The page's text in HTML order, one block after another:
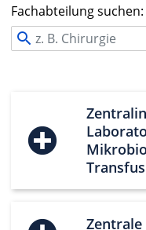
Fachabteilung suchen: